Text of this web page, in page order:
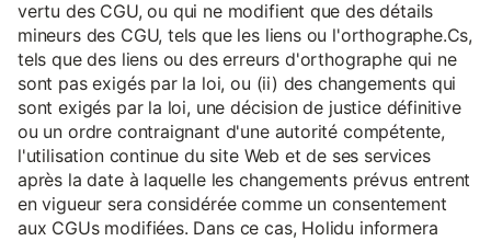
vertu des CGU, ou qui ne modifient que des détails
mineurs des CGU, tels que les liens ou l'orthographe.Cs,
tels que des liens ou des erreurs d'orthographe qui ne
sont pas exigés par la loi, ou (ii) des changements qui
sont exigés par la loi, une décision de justice définitive
ou un ordre contraignant d'une autorité compétente,
l'utilisation continue du site Web et de ses services
après la date à laquelle les changements prévus entrent
en vigueur sera considérée comme un consentement
aux CGUs modifiées. Dans ce cas, Holidu informera